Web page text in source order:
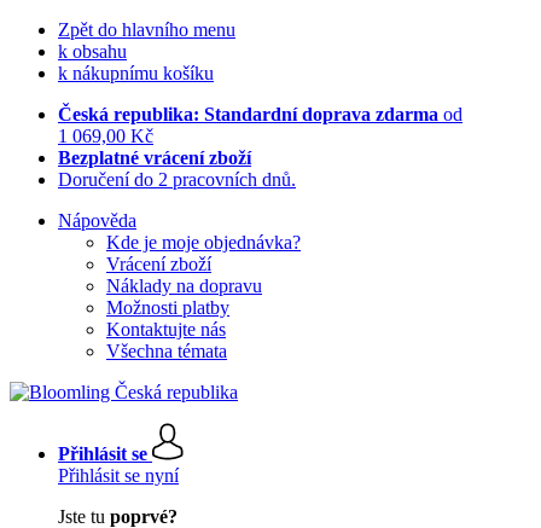
Zpět do hlavního menu
k obsahu
k nákupnímu košíku
Česká republika: Standardní doprava zdarma od
1 069,00 Kč
Bezplatné vrácení zboží
Doručení do 2 pracovních dnů.
Nápověda
Kde je moje objednávka?
Vrácení zboží
Náklady na dopravu
Možnosti platby
Kontaktujte nás
Všechna témata
Přihlásit se
Přihlásit se nyní
Jste tu poprvé?